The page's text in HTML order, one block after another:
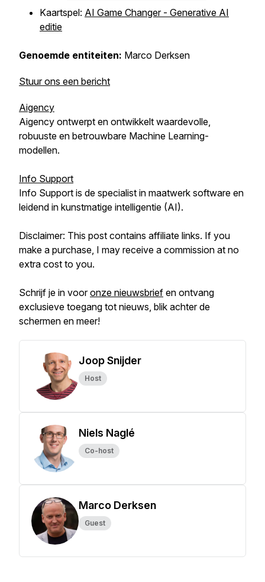
Kaartspel: AI Game Changer - Generative AI
editie
Genoemde entiteiten: Marco Derksen
Stuur ons een bericht
Aigency
Aigency ontwerpt en ontwikkelt waardevolle,
robuuste en betrouwbare Machine Learning-
modellen.
Info Support
Info Support is de specialist in maatwerk software en
leidend in kunstmatige intelligentie (AI).
Disclaimer: This post contains affiliate links. If you
make a purchase, I may receive a commission at no
extra cost to you.
Schrijf je in vooronze nieuwsbrief en ontvang
exclusieve toegang tot nieuws, blik achter de
schermen en meer!
Joop Snijder
Host
Niels Naglé
Co-host
Marco Derksen
Guest